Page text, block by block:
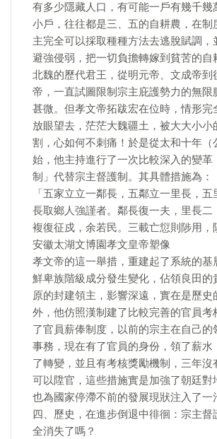
有多少隱藏人口，有可能一戶有幾千幾
小戶，往往都是三、五的自耕農，在制
主完全可以採取種種方法去逃脫賦調，
避強侵弱，把一切負擔轉嫁到貧苦的自
北魏的歷代君王，從明元帝、文成帝到
帝，一直試圖限制宗主庇護勢力的無限
甚微。但孝文帝拓跋宏在位時，情形完
放眼望去，茫茫大魏疆土，被大大小小
割，心如何不刺痛！於是從太和十年（
始，他主持進行了一次比較深入的變革
制」代替宗主督護制。其具體措施為：
「五家立立一鄰長，五鄰立一里長，五
長取鄉人強謹者。鄰長復一夫，里長二
複復征戍，余若民。三載亡愆則陟用，
安徽太湖文博園孝文皇帝塑像
孝文帝的這一舉措，重建起了系統的基
鮮卑族階級成分發生變化，佔領良田的
原的封建領主，影響深遠，實在是歷史
外，他仿照漢制建了比較完善的官員考
了官員薪俸制度，以前的宗主在自己的
事務，現在有了官員的身份，領了薪水
了轉變，並且有考核獎勵機制，三年沒
可以陞官，這些措施實是加強了朝廷對
也為國家停滯不前的發展現狀注入了一
四、歷史，在進步倒退中徘徊：宗主督
全消失了嗎？